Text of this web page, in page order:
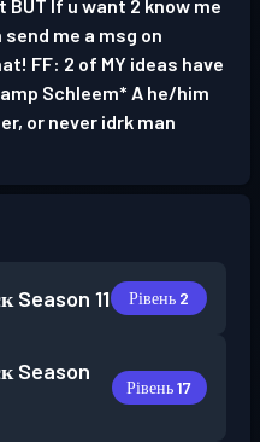
BUT If u want 2 know me
me a msg on
FF: 2 of MY ideas have
Schleem* A he/him
or never idrk man
Season 11 Рівень 2
Season
Рівень 17